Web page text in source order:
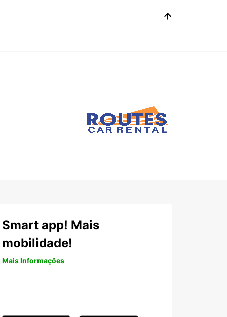
Smart app! Mais
mobilidade!
Mais Informações